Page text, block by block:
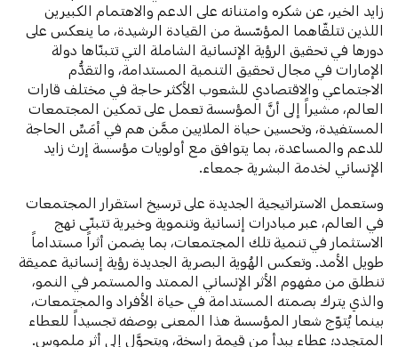
زايد الخير، عن شكره وامتنانه على الدعم والاهتمام الكبيرين
اللذين تتلقّاهما المؤسّسة من القيادة الرشيدة، ما ينعكس على
دورها في تحقيق الرؤية الإنسانية الشاملة التي تتبنّاها دولة
الإمارات في مجال تحقيق التنمية المستدامة، والتقدُّم
الاجتماعي والاقتصادي للشعوب الأكثر حاجة في مختلف قارات
العالم، مشيراً إلى أنَّ المؤسسة تعمل على تمكين المجتمعات
المستفيدة، وتحسين حياة الملايين ممَّن هم في أمَسِّ الحاجة
للدعم والمساعدة، بما يتوافق مع أولويات مؤسسة إرث زايد
الإنساني لخدمة البشرية جمعاء.
وستعمل الاستراتيجية الجديدة على ترسيخ استقرار المجتمعات
في العالم، عبر مبادرات إنسانية وتنموية وخيرية تتبنّى نهج
الاستثمار في تنمية تلك المجتمعات، بما يضمن أثراً مستداماً
طويل الأمد. وتعكس الهُوية البصرية الجديدة رؤية إنسانية عميقة
تنطلق من مفهوم الأثر الإنساني الممتد والمستمر في النمو،
والذي يترك بصمته المستدامة في حياة الأفراد والمجتمعات،
بينما يُتوّج شعار المؤسسة هذا المعنى بوصفه تجسيداً للعطاء
المتجدد؛ عطاء يبدأ من قيمة راسخة، ويتحوَّل إلى أثر ملموس.